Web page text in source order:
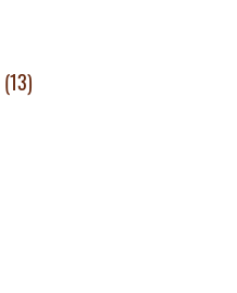
(13)